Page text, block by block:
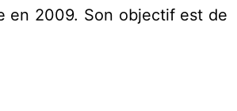
en 2009. Son objectif est de